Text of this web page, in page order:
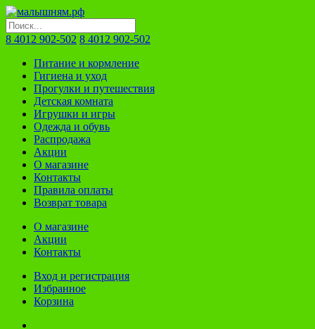
8 4012 902-502 8 4012 902-502
Питание и кормление
Гигиена и уход
Прогулки и путешествия
Детская комната
Игрушки и игры
Одежда и обувь
Распродажа
Акции
О магазине
Контакты
Правила оплаты
Возврат товара
О магазине
Акции
Контакты
Вход и регистрация
Избранное
Корзина